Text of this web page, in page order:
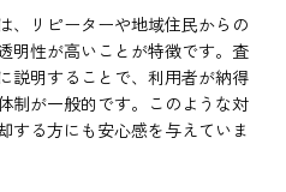
、リピーターや地域住民からの
明性が高いことが特徴です。査
説明することで、利用者が納得
制が一般的です。このような対
する方にも安心感を与えていま